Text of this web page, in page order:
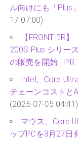
ル向けにも「Plus
17 07:00)
【FRONTIER
200S Plus シリー
の販売を開始 - PR
Intel、Core
チェーンコストと
(2026-07-05 04:41)
マウス、Core
ップPCを3月27日